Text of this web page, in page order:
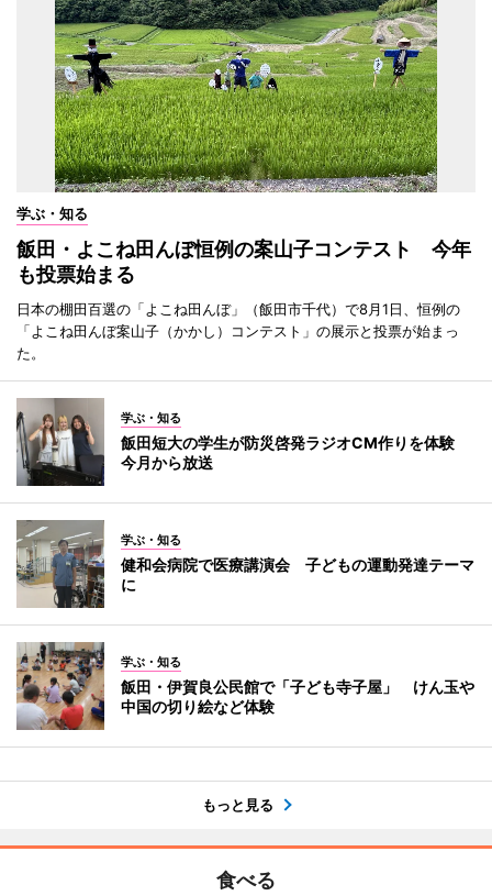
学ぶ・知る
飯田・よこね田んぼ恒例の案山子コンテスト 今年
も投票始まる
日本の棚田百選の「よこね田んぼ」（飯田市千代）で8月1日、恒例の
「よこね田んぼ案山子（かかし）コンテスト」の展示と投票が始まっ
た。
学ぶ・知る
飯田短大の学生が防災啓発ラジオCM作りを体験
今月から放送
学ぶ・知る
健和会病院で医療講演会 子どもの運動発達テーマ
に
学ぶ・知る
飯田・伊賀良公民館で「子ども寺子屋」 けん玉や
中国の切り絵など体験
もっと見る
食べる